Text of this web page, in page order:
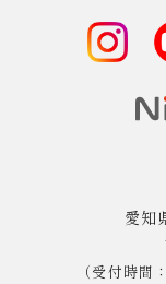
愛知
（受付時間